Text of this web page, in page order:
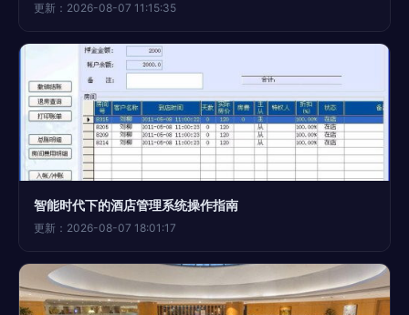
更新：2026-08-07 11:15:35
智能时代下的酒店管理系统操作指南
更新：2026-08-07 18:01:17